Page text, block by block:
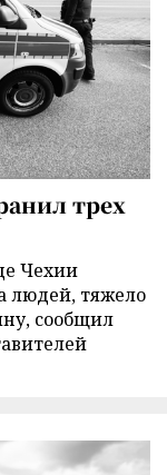
трех
Чехии
людей, тяжело
сообщил